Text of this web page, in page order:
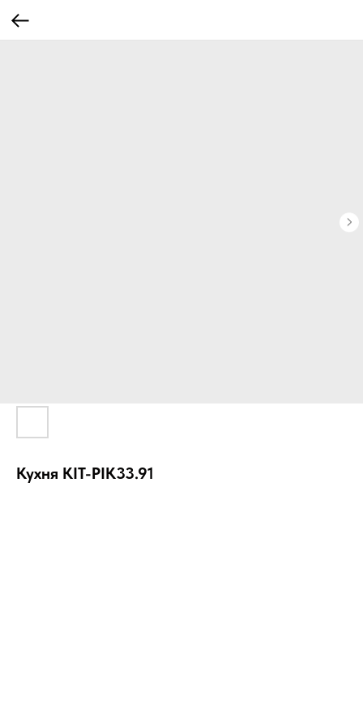
Куxня KIT-PIK33.91